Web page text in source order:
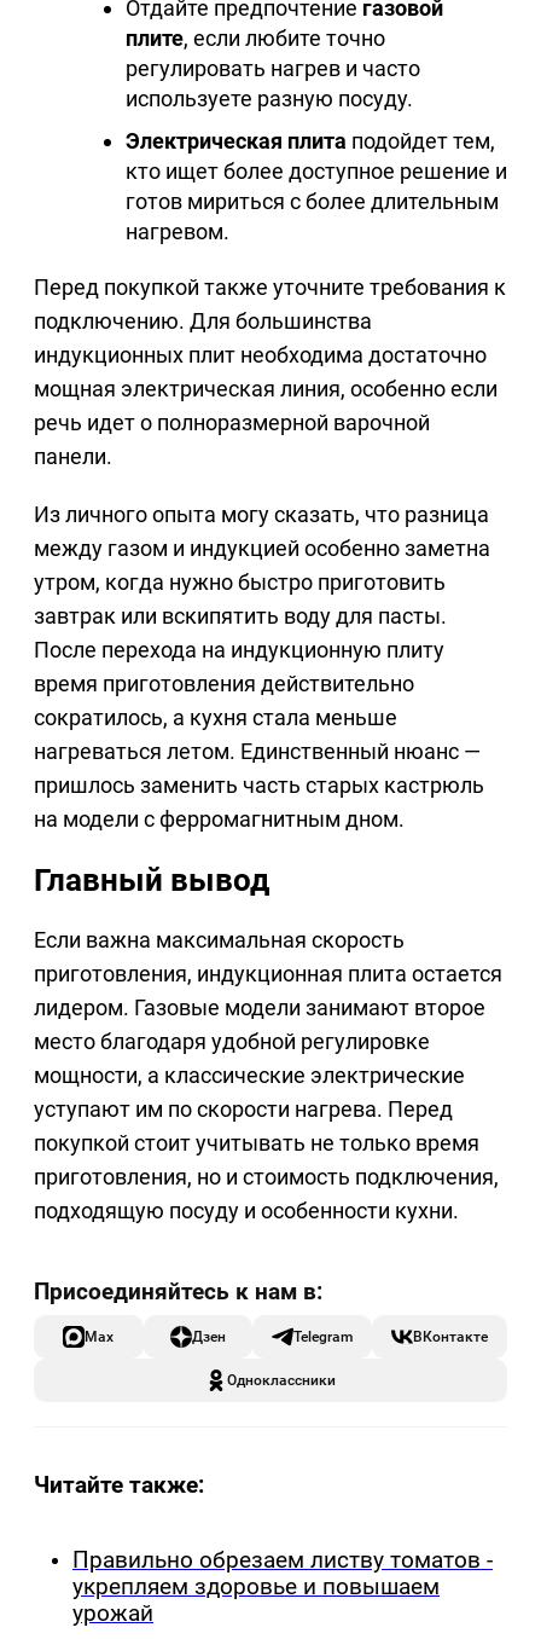
Отдайте предпочтение газовой
плите, если любите точно
регулировать нагрев и часто
используете разную посуду.
Электрическая плита подойдет тем,
кто ищет более доступное решение и
готов мириться с более длительным
нагревом.
Перед покупкой также уточните требования к
подключению. Для большинства
индукционных плит необходима достаточно
мощная электрическая линия, особенно если
речь идет о полноразмерной варочной
панели.
Из личного опыта могу сказать, что разница
между газом и индукцией особенно заметна
утром, когда нужно быстро приготовить
завтрак или вскипятить воду для пасты.
После перехода на индукционную плиту
время приготовления действительно
сократилось, а кухня стала меньше
нагреваться летом. Единственный нюанс —
пришлось заменить часть старых кастрюль
на модели с ферромагнитным дном.
Главный вывод
Если важна максимальная скорость
приготовления, индукционная плита остается
лидером. Газовые модели занимают второе
место благодаря удобной регулировке
мощности, а классические электрические
уступают им по скорости нагрева. Перед
покупкой стоит учитывать не только время
приготовления, но и стоимость подключения,
подходящую посуду и особенности кухни.
Max Дзен Telegram ВКонтакте
Одноклассники
Читайте также:
Правильно обрезаем листву томатов -
укрепляем здоровье и повышаем
урожай